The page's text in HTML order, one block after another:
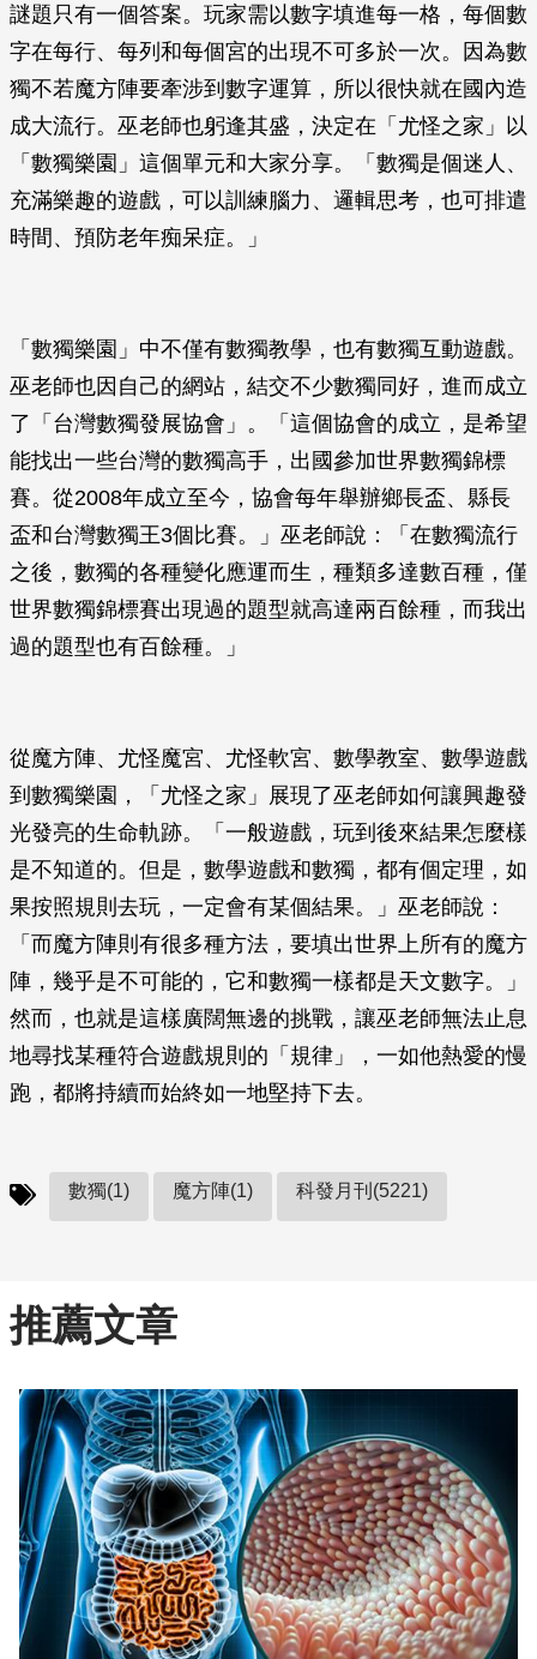
謎題只有一個答案。玩家需以數字填進每一格，每個數
字在每行、每列和每個宮的出現不可多於一次。因為數
獨不若魔方陣要牽涉到數字運算，所以很快就在國內造
成大流行。巫老師也躬逢其盛，決定在「尤怪之家」以
「數獨樂園」這個單元和大家分享。「數獨是個迷人、
充滿樂趣的遊戲，可以訓練腦力、邏輯思考，也可排遣
時間、預防老年痴呆症。」
「數獨樂園」中不僅有數獨教學，也有數獨互動遊戲。
巫老師也因自己的網站，結交不少數獨同好，進而成立
了「台灣數獨發展協會」。「這個協會的成立，是希望
能找出一些台灣的數獨高手，出國參加世界數獨錦標
賽。從2008年成立至今，協會每年舉辦鄉長盃、縣長
盃和台灣數獨王3個比賽。」巫老師說：「在數獨流行
之後，數獨的各種變化應運而生，種類多達數百種，僅
世界數獨錦標賽出現過的題型就高達兩百餘種，而我出
過的題型也有百餘種。」
從魔方陣、尤怪魔宮、尤怪軟宮、數學教室、數學遊戲
到數獨樂園，「尤怪之家」展現了巫老師如何讓興趣發
光發亮的生命軌跡。「一般遊戲，玩到後來結果怎麼樣
是不知道的。但是，數學遊戲和數獨，都有個定理，如
果按照規則去玩，一定會有某個結果。」巫老師說：
「而魔方陣則有很多種方法，要填出世界上所有的魔方
陣，幾乎是不可能的，它和數獨一樣都是天文數字。」
然而，也就是這樣廣闊無邊的挑戰，讓巫老師無法止息
地尋找某種符合遊戲規則的「規律」，一如他熱愛的慢
跑，都將持續而始終如一地堅持下去。
數獨(1) 魔方陣(1) 科發月刊(5221)
推薦文章